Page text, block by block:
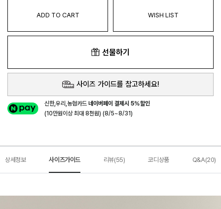
ADD TO CART WISH LIST
선물하기
사이즈 가이드를 참고하세요!
신한,우리,농협카드네이버페이 결제시 5%할인
(10만원이상 최대 8천원) (8/5~8/31)
상세정보 사이즈가이드 리뷰(55) 코디상품 Q&A(20)